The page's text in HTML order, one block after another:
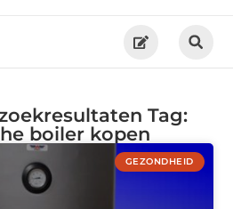
Tag:
boiler kopen
GEZONDHEID